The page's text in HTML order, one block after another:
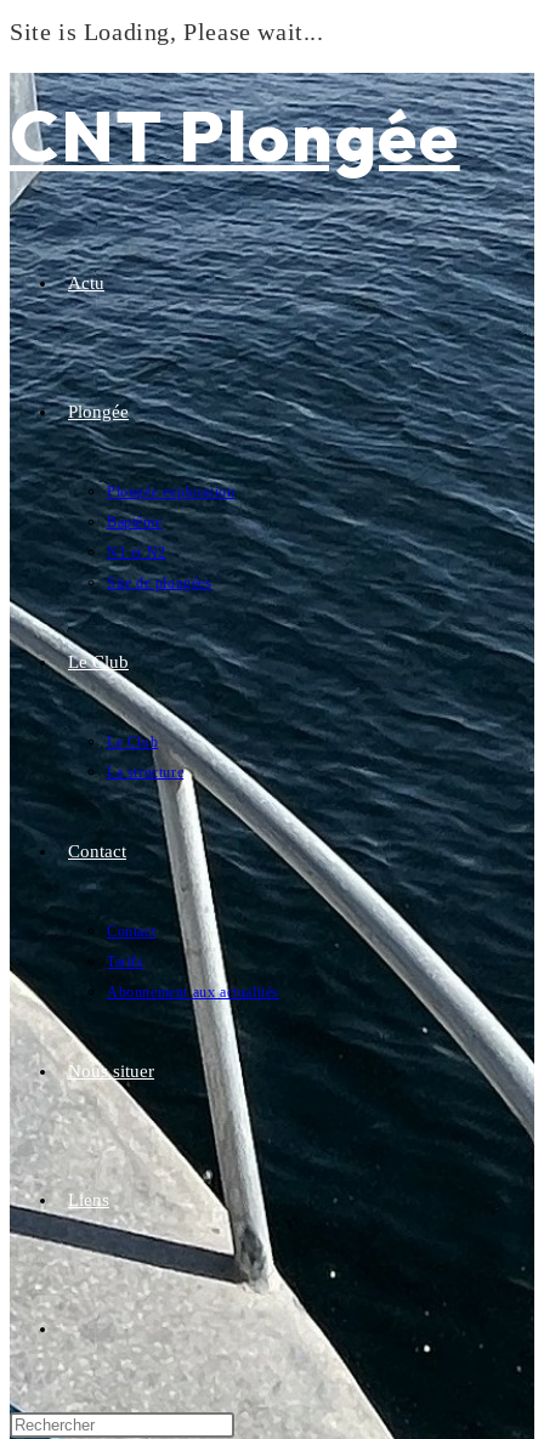
Site is Loading, Please wait...
to
content
CNT Plongée
Actu
Plongée
Plongée exploration
Baptême
N1 et N2
Site de plongées
Le Club
Le Club
La structure
Contact
Contact
Tarifs
Abonnement aux actualités
Nous situer
Liens
Toggle